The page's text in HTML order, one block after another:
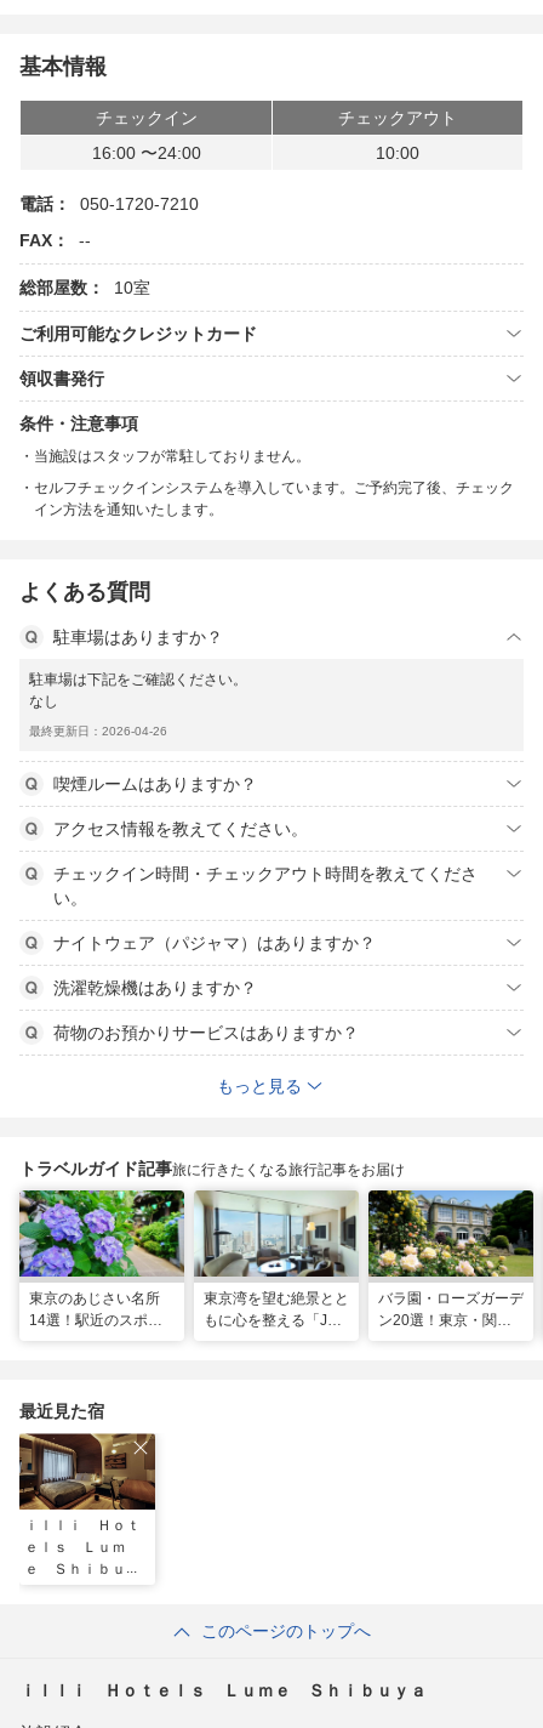
基本情報
チェックイン
チェックアウト
16:00 〜24:00
10:00
電話：
050-1720-7210
FAX：
--
総部屋数： 10室
ご利用可能なクレジットカード
領収書発行
条件・注意事項
当施設はスタッフが常駐しておりません。
セルフチェックインシステムを導入しています。ご予約完了後、チェック
イン方法を通知いたします。
よくある質問
駐車場はありますか？
駐車場は下記をご確認ください。
なし
最終更新日：2026-04-26
喫煙ルームはありますか？
アクセス情報を教えてください。
チェックイン時間・チェックアウト時間を教えてくださ
い。
ナイトウェア（パジャマ）はありますか？
洗濯乾燥機はありますか？
荷物のお預かりサービスはありますか？
もっと見る
トラベルガイド記事旅に行きたくなる旅行記事をお届け
東京のあじさい名所
14選！駅近のスポッ
東京湾を望む絶景とと
もに心を整える「JW
バラ園・ローズガーデ
ン20選！東京・関東
最近見た宿
ｉｌｌｉ Ｈｏｔ
ｅｌｓ Ｌｕｍ
ｅ Ｓｈｉｂｕｙ
このページのトップへ
ｉｌｌｉ Ｈｏｔｅｌｓ Ｌｕｍｅ Ｓｈｉｂｕｙａ